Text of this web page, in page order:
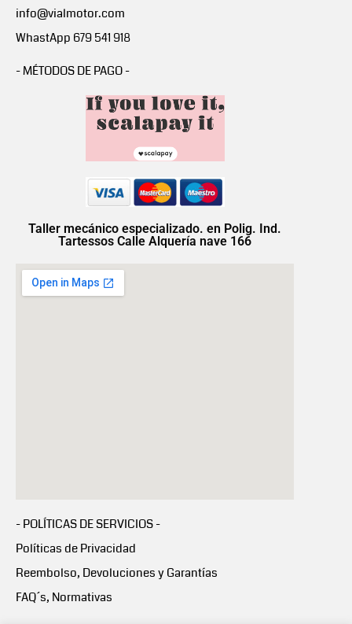
info@vialmotor.com
WhastApp 679 541 918
- MÉTODOS DE PAGO -
Taller mecánico especializado. en Polig. Ind.
Tartessos Calle Alquería nave 166
- POLÍTICAS DE SERVICIOS -
Políticas de Privacidad
Reembolso, Devoluciones y Garantías
FAQ´s, Normativas